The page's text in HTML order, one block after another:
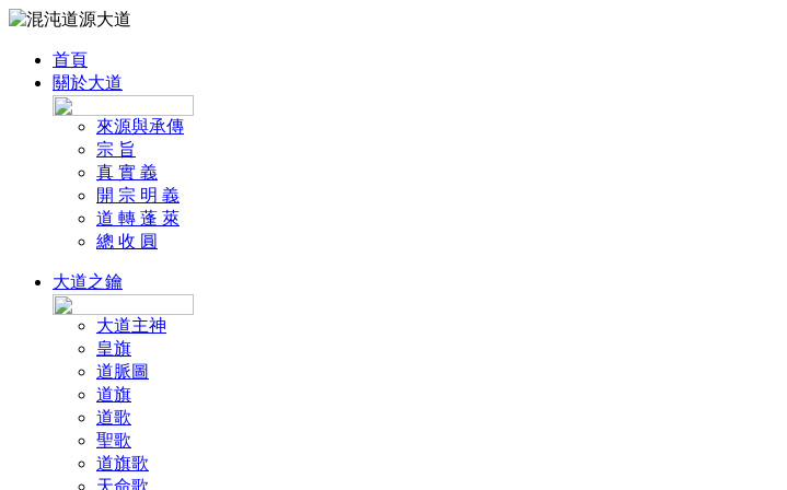
首頁
關於大道
來源與承傳
宗 旨
真 實 義
開 宗 明 義
道 轉 蓬 萊
總 收 圓
大道之鑰
大道主神
皇旗
道脈圖
道旗
道歌
聖歌
道旗歌
天命歌